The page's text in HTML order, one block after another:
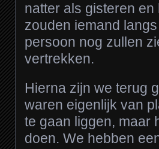
natter als gisteren
zouden iemand
persoon nog zullen
vertrekken.
Hierna zijn we terug
waren eigenlijk van
te gaan liggen, maar
doen. We hebben